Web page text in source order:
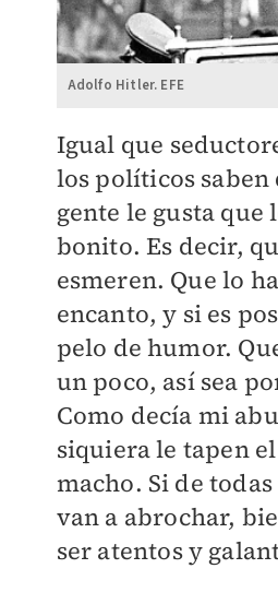
Adolfo Hitler​. EFE
Igual que
los políticos saben
gente le gusta que
bonito. Es decir,
esmeren. Que lo
encanto, y si es
pelo de humor.
un poco, así sea
Como decía mi
siquiera le tapen
macho. Si de
van a abrochar,
ser atentos y